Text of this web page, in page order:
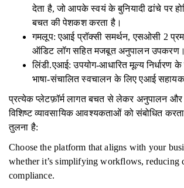
देता है, जो आपके स्वयं के बुनियादी ढांचे पर
बचत की पेशकश करता है।
गमलूप: एआई प्रॉक्सी समर्थन, एसओसी 2
ऑडिट लॉग सहित मजबूत अनुपालन उपकरण।
लिंडी.एआई: उपयोग-आधारित मूल्य निर्धारण
भाषा-संचालित स्वचालन के लिए एआई सहायक
प्रत्येक प्लेटफ़ॉर्म लागत बचत से लेकर अनुपालन
विशिष्ट व्यावसायिक आवश्यकताओं को संबोधित
तुलना है:
Choose the platform that aligns with your
whether it’s simplifying workflows, reducing
compliance.